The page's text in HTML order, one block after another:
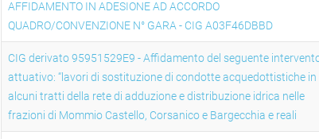
AFFIDAMENTO IN ADESIONE AD ACCORDO
QUADRO/CONVENZIONE N° GARA - CIG A03F46DBBD
CIG derivato 95951529E9 - Affidamento del seguente
attuativo: “lavori di sostituzione di condotte acquedottistiche in
alcuni tratti della rete di adduzione e distribuzione idrica nelle
frazioni di Mommio Castello, Corsanico e Bargecchia e reali